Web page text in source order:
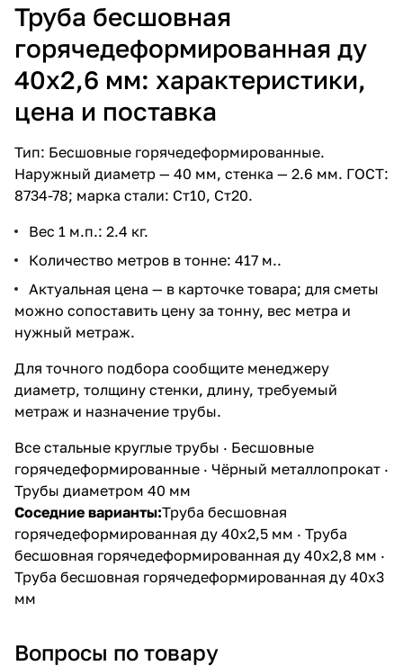
Труба бесшовная
горячедеформированная ду
40х2,6 мм: характеристики,
цена и поставка
Тип: Бесшовные горячедеформированные.
Наружный диаметр — 40 мм, стенка — 2.6 мм. ГОСТ:
8734-78; марка стали: Ст10, Ст20.
Вес 1 м.п.: 2.4 кг.
Количество метров в тонне: 417 м..
Актуальная цена — в карточке товара; для сметы
можно сопоставить цену за тонну, вес метра и
нужный метраж.
Для точного подбора сообщите менеджеру
диаметр, толщину стенки, длину, требуемый
метраж и назначение трубы.
Все стальные круглые трубы · Бесшовные
горячедеформированные · Чёрный металлопрокат ·
Трубы диаметром 40 мм
Соседние варианты:Труба бесшовная
горячедеформированная ду 40х2,5 мм · Труба
бесшовная горячедеформированная ду 40х2,8 мм ·
Труба бесшовная горячедеформированная ду 40х3
мм
Вопросы по товару